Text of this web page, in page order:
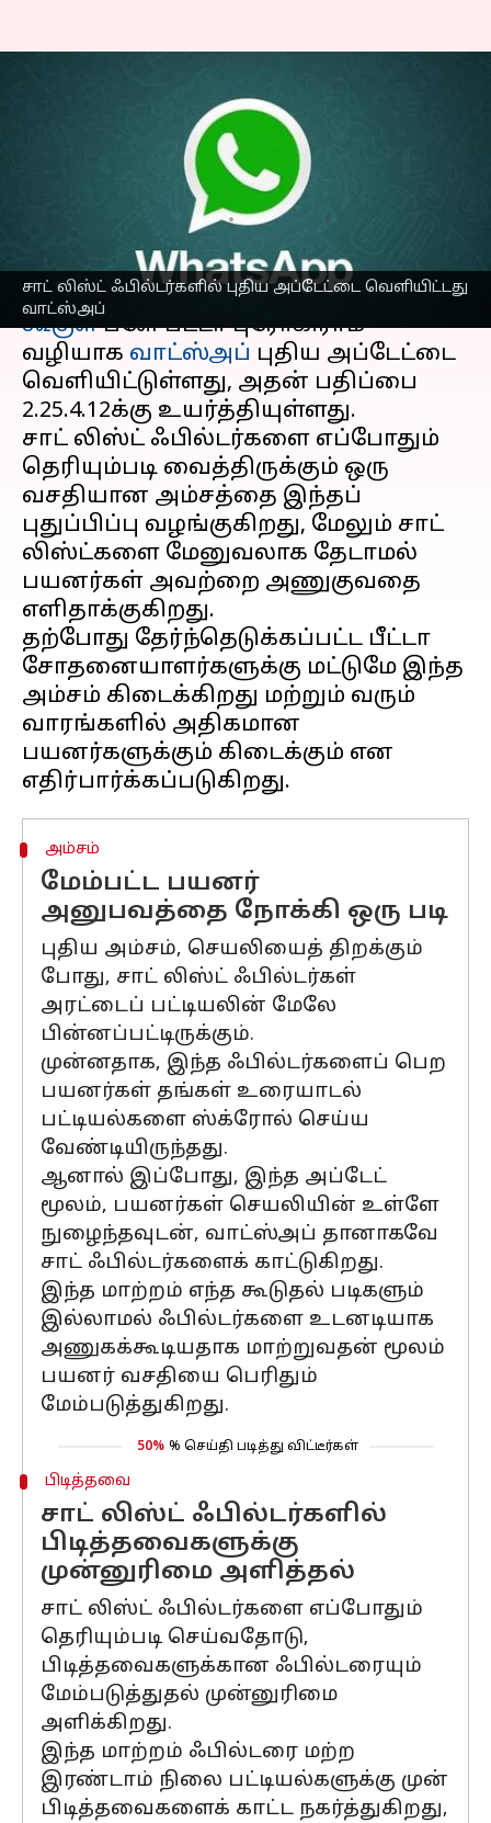
சாட் லிஸ்ட் ஃபில்டர்களில் புதிய அப்டேட்டை வெளியிட்டது
வாட்ஸ்அப்
பயன்படுத்துவது இனி
ரொம்ப ஈஸி; வாட்ஸ்அப்
புதிய அப்டேட்
Sekar Chinnappan Feb 16, 2025
செய்தி முன்னோட்டம்
கூகுள்ப்ளே பீட்டா புரோகிராம்
வழியாக வாட்ஸ்அப் புதிய அப்டேட்டை
வெளியிட்டுள்ளது, அதன் பதிப்பை
2.25.4.12க்கு உயர்த்தியுள்ளது.
சாட் லிஸ்ட் ஃபில்டர்களை எப்போதும்
தெரியும்படி வைத்திருக்கும் ஒரு
வசதியான அம்சத்தை இந்தப்
புதுப்பிப்பு வழங்குகிறது, மேலும் சாட்
லிஸ்ட்களை மேனுவலாக தேடாமல்
பயனர்கள் அவற்றை அணுகுவதை
எளிதாக்குகிறது.
தற்போது தேர்ந்தெடுக்கப்பட்ட பீட்டா
சோதனையாளர்களுக்கு மட்டுமே இந்த
அம்சம் கிடைக்கிறது மற்றும் வரும்
வாரங்களில் அதிகமான
பயனர்களுக்கும் கிடைக்கும் என
அம்சம்
மேம்பட்ட பயனர்
அனுபவத்தை நோக்கி ஒரு படி
புதிய அம்சம், செயலியைத் திறக்கும்
போது, ​​சாட் லிஸ்ட் ஃபில்டர்கள்
அரட்டைப் பட்டியலின் மேலே
பின்னப்பட்டிருக்கும்.
முன்னதாக, இந்த ஃபில்டர்களைப் பெற
பயனர்கள் தங்கள் உரையாடல்
பட்டியல்களை ஸ்க்ரோல் செய்ய
வேண்டியிருந்தது.
ஆனால் இப்போது, ​​இந்த அப்டேட்
மூலம், பயனர்கள் செயலியின் உள்ளே
நுழைந்தவுடன், வாட்ஸ்அப் தானாகவே
சாட் ஃபில்டர்களைக் காட்டுகிறது.
இந்த மாற்றம் எந்த கூடுதல் படிகளும்
இல்லாமல் ஃபில்டர்களை உடனடியாக
அணுகக்கூடியதாக மாற்றுவதன் மூலம்
பயனர் வசதியை பெரிதும்
மேம்படுத்துகிறது.
50% % செய்தி படித்து விட்டீர்கள்
பிடித்தவை
சாட் லிஸ்ட் ஃபில்டர்களில்
பிடித்தவைகளுக்கு
முன்னுரிமை அளித்தல்
சாட் லிஸ்ட் ஃபில்டர்களை எப்போதும்
தெரியும்படி செய்வதோடு,
பிடித்தவைகளுக்கான ஃபில்டரையும்
மேம்படுத்துதல் முன்னுரிமை
அளிக்கிறது.
இந்த மாற்றம் ஃபில்டரை மற்ற
இரண்டாம் நிலை பட்டியல்களுக்கு முன்
பிடித்தவைகளைக் காட்ட நகர்த்துகிறது,